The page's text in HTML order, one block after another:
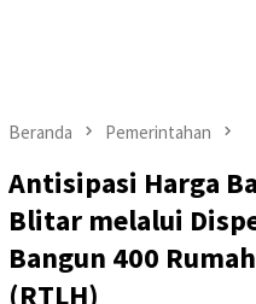
Beranda Pemerintahan
Antisipasi Harga
Blitar melalui
Bangun 400
(RTLH)